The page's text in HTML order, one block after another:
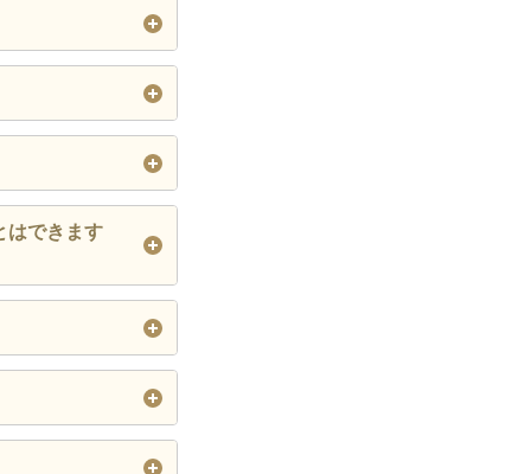
ご注文が完了しま
す。
払い情報を利
簡単なお買い物
ます。
す。
お店をはじ
す。
す。
はできます
きます。